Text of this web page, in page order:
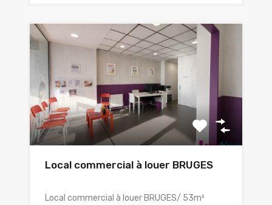
Local commercial à louer BRUGES
Local commercial à louer BRUGES/ 53m²